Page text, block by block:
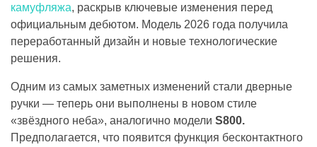
камуфляжа, раскрыв ключевые изменения перед
официальным дебютом. Модель 2026 года получила
переработанный дизайн и новые технологические
решения.
Одним из самых заметных изменений стали дверные
ручки — теперь они выполнены в новом стиле
«звёздного неба», аналогично модели S800.
Предполагается, что появится функция бесконтактного